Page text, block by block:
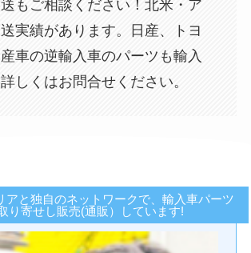
もご相談ください！北米・ア
実績があります。日産、トヨ
車の逆輸入車のパーツも輸入
しくはお問合せください。
アと独自のネットワークで、輸入車パーツ
り寄せし販売(通販）しています!